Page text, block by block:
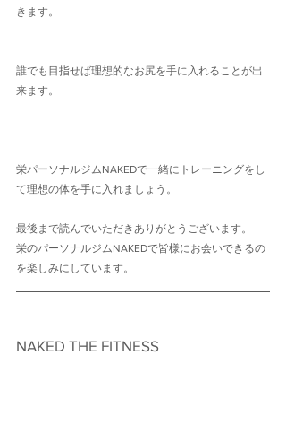
きます。
誰でも目指せば理想的なお尻を手に入れることが出
来ます。
栄パーソナルジムNAKEDで一緒にトレーニングをし
て理想の体を手に入れましょう。
最後まで読んでいただきありがとうございます。
栄のパーソナルジムNAKEDで皆様にお会いできるの
を楽しみにしています。
NAKED THE FITNESS